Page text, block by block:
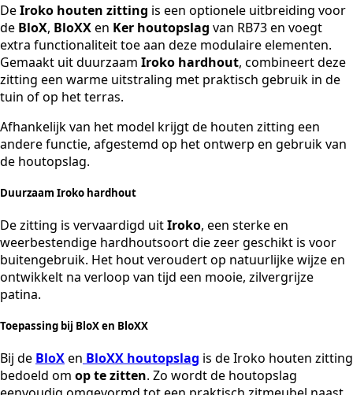
DeIroko houten zitting is een optionele uitbreiding voor
de BloX, BloXXen Ker houtopslag van RB73 en voegt
extra functionaliteit toe aan deze modulaire elementen.
Gemaakt uit duurzaam Iroko hardhout, combineert deze
zitting een warme uitstraling met praktisch gebruik in de
tuin of op het terras.
Afhankelijk van het model krijgt de houten zitting een
andere functie, afgestemd op het ontwerp en gebruik van
de houtopslag.
Duurzaam Iroko hardhout
De zitting is vervaardigd uitIroko, een sterke en
weerbestendige hardhoutsoort die zeer geschikt is voor
buitengebruik. Het hout veroudert op natuurlijke wijze en
ontwikkelt na verloop van tijd een mooie, zilvergrijze
patina.
Toepassing bij BloX en BloXX
Bij de BloXen BloXX houtopslag is de Iroko houten zitting
bedoeld om op te zitten. Zo wordt de houtopslag